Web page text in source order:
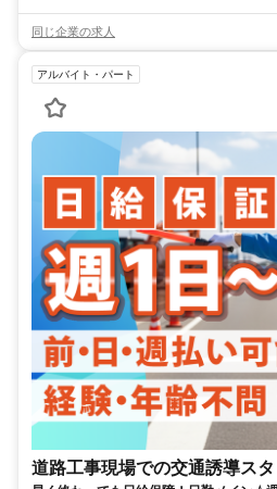
同じ企業の求人
アルバイト・パート
道路工事現場での交通誘導ス